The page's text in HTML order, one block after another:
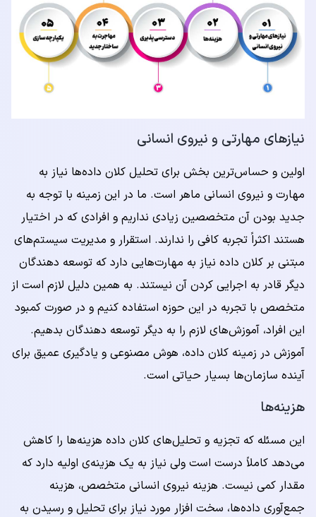
نیازهای مهارتی و نیروی انسانی
اولین و حساس‌ترین بخش برای تحلیل کلان داده‌ها نیاز به
مهارت و نیروی انسانی ماهر است. ما در این زمینه با توجه به
جدید بودن آن متخصصین زیادی نداریم و افرادی که در اختیار
هستند اکثراً تجربه کافی را ندارند. استقرار و مدیریت سیستم‌های
مبتنی بر کلان داده نیاز به مهارت‌هایی دارد که توسعه دهندگان
دیگر قادر به اجرایی کردن آن نیستند. به همین دلیل لازم است از
متخصص با تجربه در این حوزه استفاده کنیم و در صورت کمبود
این افراد، آموزش‌های لازم را به دیگر توسعه دهندگان بدهیم.
آموزش در زمینه کلان داده، هوش مصنوعی و یادگیری عمیق برای
آینده سازمان‌ها بسیار حیاتی است.
هزینه‌ها
این مسئله که تجزیه و تحلیل‌های کلان داده هزینه‌ها را کاهش
می‌دهد کاملاً درست است ولی نیاز به یک هزینه‌ی اولیه دارد که
مقدار کمی نیست. هزینه نیروی انسانی متخصص، هزینه
جمع‌آوری داده‌ها، سخت افزار مورد نیاز برای تحلیل و رسیدن به